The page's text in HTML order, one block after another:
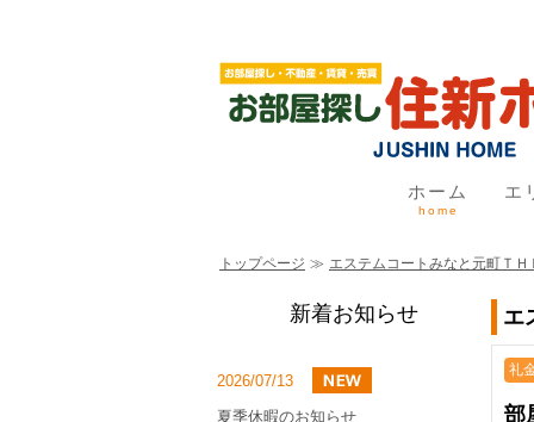
ホーム
home
エ
トップページ ≫ エステムコートみなと元町ＴＨ
エ
礼
部
新着お知らせ
2026/07/13
夏季休暇のお知らせ